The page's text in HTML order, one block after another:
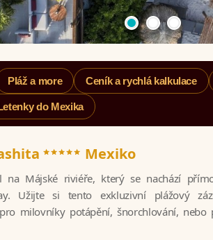
Pláž a more Ceník a rychlá kalkulace
do Mexika
***** Mexiko
na Májské riviéře, který se nachází
Užijte si tento exkluzivní plážový
milovníky potápění, šnorchlování, nebo